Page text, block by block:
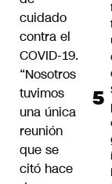
cuidado
contra el
COVID-19.
“Nosotros
tuvimos
una única
reunión
que se
citó hace